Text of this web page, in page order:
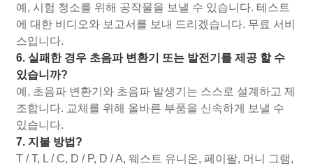
예, 시험 청소를 위해 공작물을 보낼 수 있습니다. 테스트
에 대한 비디오와 보고서를 보내 드리겠습니다. 무료 서비
스입니다.
6. 실패한 경우 초음파 변환기 또는 발전기를 제공 할 수
있습니까?
예, 초음파 변환기와 초음파 발생기는 스스로 설계하고 제
조합니다. 교체를 위해 올바른 부품을 신속하게 보낼 수
있습니다.
7. 지불 방법?
T / T, L / C, D / P, D / A, 웨스트 유니온, 페이팔, 머니 그램,